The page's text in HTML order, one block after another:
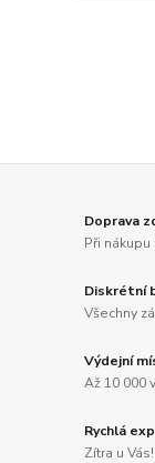
Doprava
Při nákupu
Diskrétní
Všechny
Výdejní
Až 10 000
Rychlá
Zítra u Vás!